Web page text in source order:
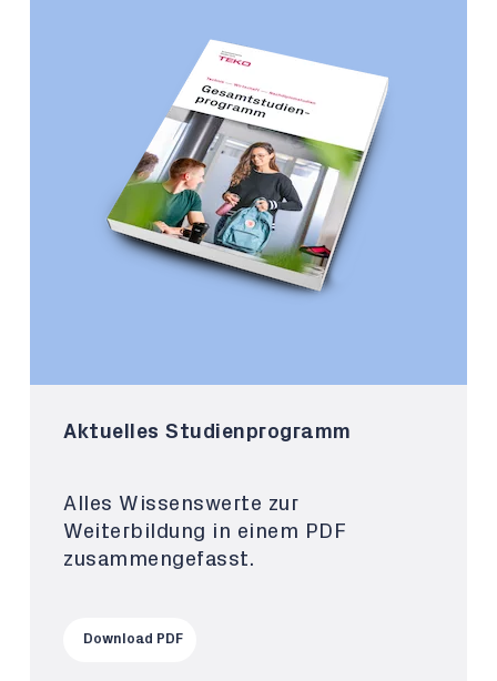
Aktuelles Studienprogramm
Alles Wissenswerte zur
Weiterbildung in einem PDF
zusammengefasst.
Download PDF